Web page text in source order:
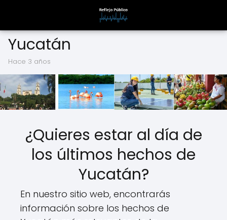
Yucatán
hace 3 años
¿Quieres estar al día de
los últimos hechos de
Yucatán?
En nuestro sitio web, encontrarás
información sobre los hechos de